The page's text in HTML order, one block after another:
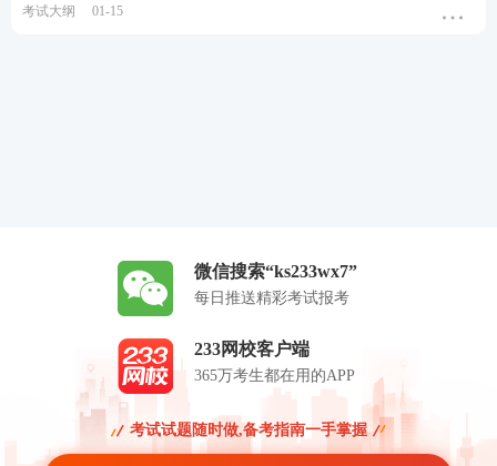
考试大纲 01-15
微信搜索“ks233wx7”
每日推送精彩考试报考
233网校客户端
365万考生都在用的APP
考试试题随时做,备考指南一手掌握